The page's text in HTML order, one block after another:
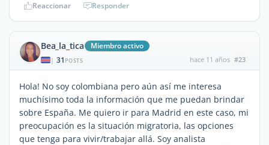
Reaccionar Responder
Bea_la_tica Miembro activo
| 31 POSTS hace 11 años #23
Hola! No soy colombiana pero aún así me interesa
muchísimo toda la información que me puedan brindar
sobre España. Me quiero ir para Madrid en este caso, mi
preocupación es la situación migratoria, las opciones
que tenga para vivir/trabajar allá. Soy analista